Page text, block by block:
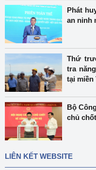
Phát
an ninh
Thứ
tra
tại miền
Bộ
chủ
LIÊN KẾT WEBSITE